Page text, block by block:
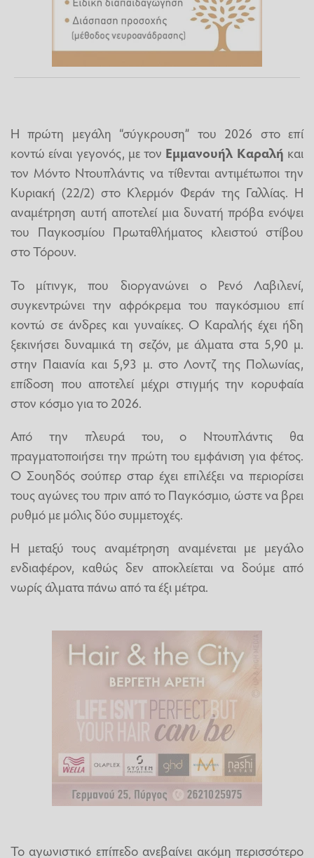
Η πρώτη μεγάλη “σύγκρουση” του 2026 στο επί
κοντώ είναι γεγονός, με τον Εμμανουήλ Καραλή και
τον Μόντο Ντουπλάντις να τίθενται αντιμέτωποι την
Κυριακή (22/2) στο Κλερμόν Φεράν της Γαλλίας. Η
αναμέτρηση αυτή αποτελεί μια δυνατή πρόβα ενόψει
του Παγκοσμίου Πρωταθλήματος κλειστού στίβου
στο Τόρουν.
Το μίτινγκ, που διοργανώνει ο Ρενό Λαβιλενί,
συγκεντρώνει την αφρόκρεμα του παγκόσμιου επί
κοντώ σε άνδρες και γυναίκες. Ο Καραλής έχει ήδη
ξεκινήσει δυναμικά τη σεζόν, με άλματα στα 5,90 μ.
στην Παιανία και 5,93 μ. στο Λοντζ της Πολωνίας,
επίδοση που αποτελεί μέχρι στιγμής την κορυφαία
στον κόσμο για το 2026.
Από την πλευρά του, ο Ντουπλάντις θα
πραγματοποιήσει την πρώτη του εμφάνιση για φέτος.
Ο Σουηδός σούπερ σταρ έχει επιλέξει να περιορίσει
τους αγώνες του πριν από το Παγκόσμιο, ώστε να βρει
ρυθμό με μόλις δύο συμμετοχές.
Η μεταξύ τους αναμέτρηση αναμένεται με μεγάλο
ενδιαφέρον, καθώς δεν αποκλείεται να δούμε από
νωρίς άλματα πάνω από τα έξι μέτρα.
Το αγωνιστικό επίπεδο ανεβαίνει ακόμη περισσότερο